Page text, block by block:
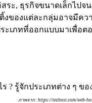
ระ, ธุรกิจขนาดเล็กไป
งของแต่ละกลุ่มอาจมีค
ระเภทที่ออกแบบมาเพื่อ
ภาพจาก : https://tezhost.com/web-